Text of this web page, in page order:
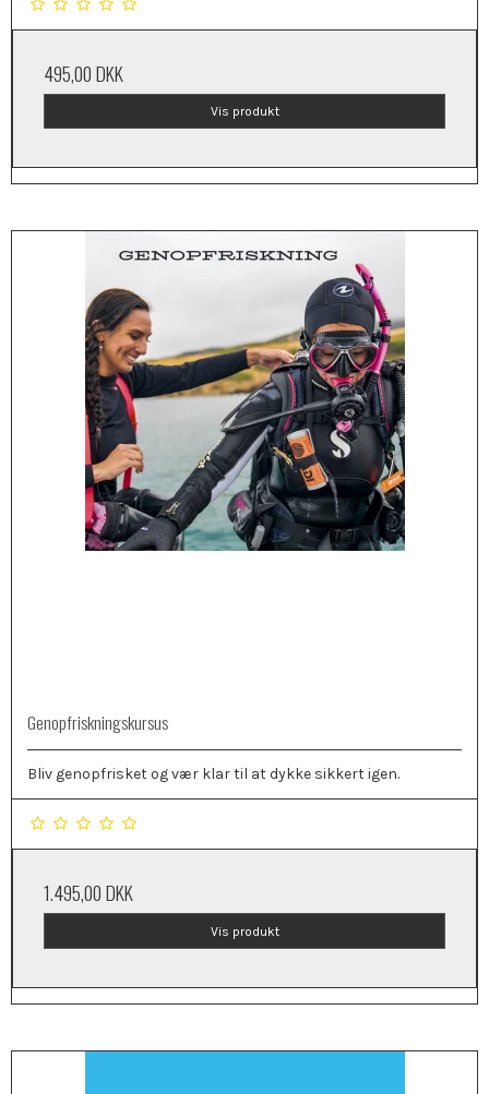
495,00 DKK
Vis produkt
Genopfriskningskursus
Bliv genopfrisket og vær klar til at dykke sikkert igen.
1.495,00 DKK
Vis produkt